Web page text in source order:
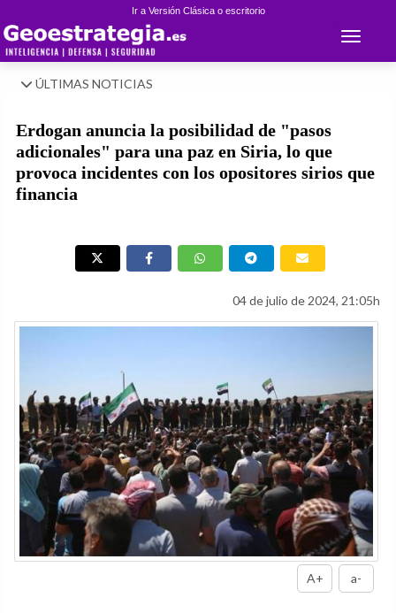
Ir a Versión Clásica o escritorio
Toggle
ÚLTIMAS NOTICIAS
Erdogan anuncia la posibilidad de "pasos
adicionales" para una paz en Siria, lo que
provoca incidentes con los opositores sirios que
financia
04 de julio de 2024, 21:05h
A+ a-